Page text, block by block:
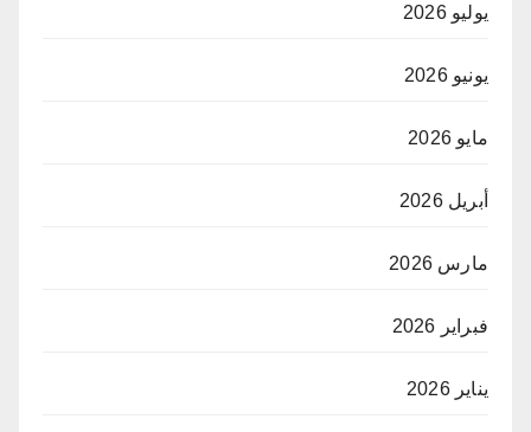
يوليو 2026
يونيو 2026
مايو 2026
أبريل 2026
مارس 2026
فبراير 2026
يناير 2026